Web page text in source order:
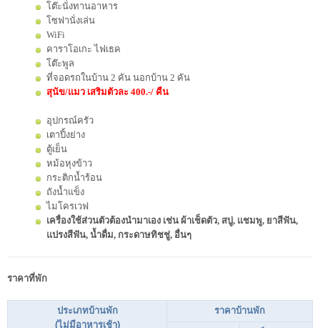
โต๊ะนั่งทานอาหาร
โซฟานั่งเล่น
WiFi
คาราโอเกะ ไฟเธค
โต๊ะพูล
ที่จอดรถในบ้าน 2 คัน นอกบ้าน 2 คัน
สุนัข/แมว เสริมตัวละ 400.-/ คืน
อุปกรณ์ครัว
เตาปิ้งย่าง
ตู้เย็น
หม้อหุงข้าว
กระติกน้ำร้อน
ถังน้ำแข็ง
ไมโครเวฟ
เครื่องใช้ส่วนตัวต้องนำมาเอง เช่น ผ้าเช็ดตัว, สบู่, แชมพู, ยาสีฟัน,
แปรงสีฟัน, น้ำดื่ม, กระดาษทิชชู่, อื่นๆ
ราคาที่พัก
ประเภทบ้านพัก
(ไม่มีอาหารเช้า)
ราคาบ้านพัก